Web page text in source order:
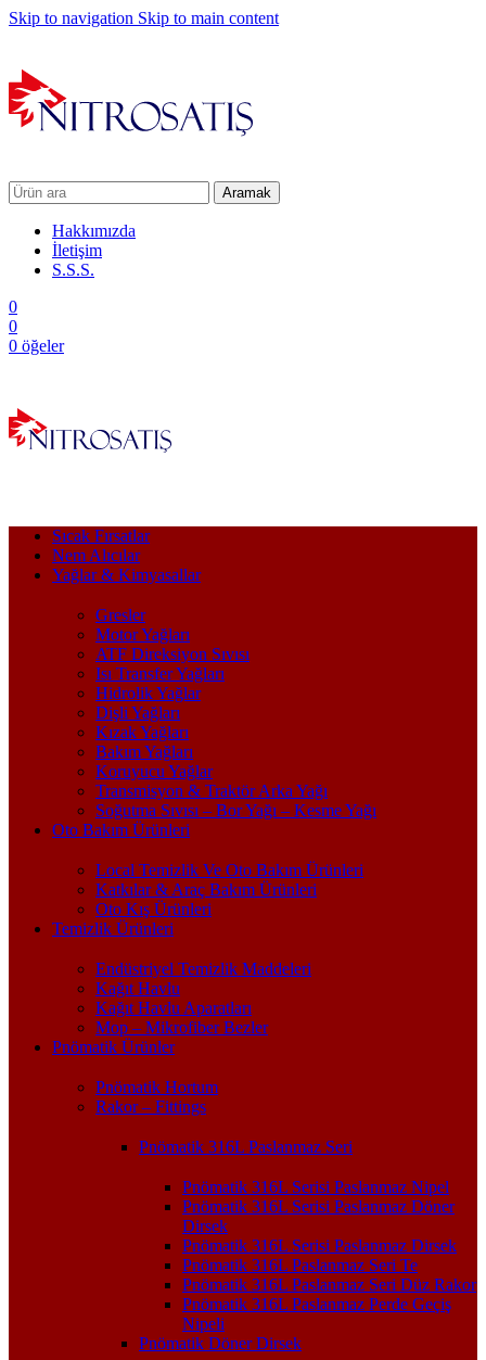
Skip to navigation Skip to main content
Aramak
Hakkımızda
İletişim
S.S.S.
0
0
0 öğeler
Sıcak Fırsatlar
Nem Alıcılar
Yağlar & Kimyasallar
Gresler
Motor Yağları
ATF Direksiyon Sıvısı
Isı Transfer Yağları
Hidrolik Yağlar
Dişli Yağları
Kızak Yağları
Bakım Yağları
Koruyucu Yağlar
Transmisyon & Traktör Arka Yağı
Soğutma Sıvısı – Bor Yağı – Kesme Yağı
Oto Bakım Ürünleri
Local Temizlik Ve Oto Bakım Ürünleri
Katkılar & Araç Bakım Ürünleri
Oto Kış Ürünleri
Temizlik Ürünleri
Endüstriyel Temizlik Maddeleri
Kağıt Havlu
Kağıt Havlu Aparatları
Mop – Mikrofiber Bezler
Pnömatik Ürünler
Pnömatik Hortum
Rakor – Fittings
Pnömatik 316L Paslanmaz Seri
Pnömatik 316L Serisi Paslanmaz Nipel
Pnömatik 316L Serisi Paslanmaz Döner
Dirsek
Pnömatik 316L Serisi Paslanmaz Dirsek
Pnömatik 316L Paslanmaz Seri Te
Pnömatik 316L Paslanmaz Seri Düz Rakor
Pnömatik 316L Paslanmaz Perde Geçiş
Nipeli
Pnömatik Döner Dirsek